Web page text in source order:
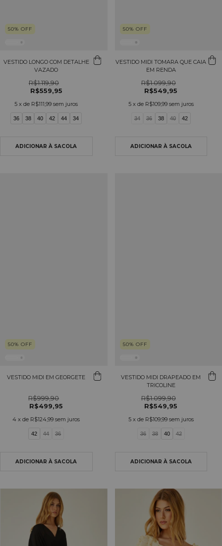
50% OFF
VESTIDO LONGO COM DETALHE
VAZADO
R$1.119,90
R$559,95
5 x de R$111,99 sem juros
36 38 40 42 44 34
50% OFF
VESTIDO MIDI TOMARA QUE CAIA
EM RENDA
R$1.099,90
R$549,95
5 x de R$109,99 sem juros
34 36 38 40 42
50% OFF
VESTIDO MIDI EM GEORGETE
R$999,90
R$499,95
4 x de R$124,99 sem juros
42 44 36
50% OFF
VESTIDO MIDI DRAPEADO EM
TRICOLINE
R$1.099,90
R$549,95
5 x de R$109,99 sem juros
36 38 40 42